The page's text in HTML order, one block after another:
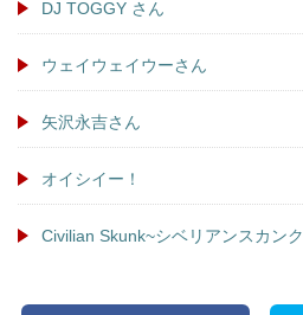
DJ TOGGY さん
ウェイウェイウーさん
矢沢永吉さん
オイシイー！
Civilian Skunk~シベリアンスカンク